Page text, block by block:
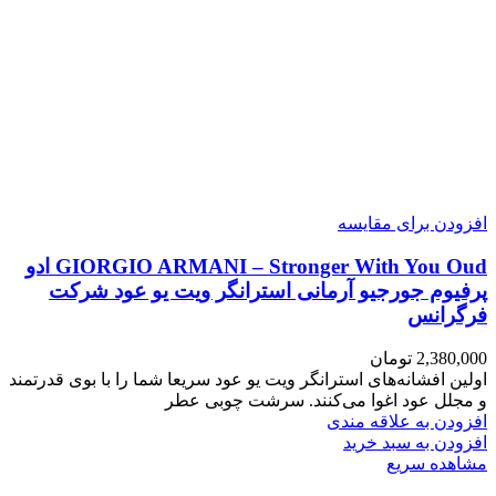
افزودن برای مقایسه
GIORGIO ARMANI – Stronger With You Oud ادو
پرفیوم جورجیو آرمانی استرانگر ویت یو عود شرکت
فرگرانس
2,380,000 تومان
اولین افشانه‌های استرانگر ویت یو عود سریعا شما را با بوی قدرتمند
و مجلل عود اغوا می‌کنند. سرشت چوبی عطر
افزودن به علاقه مندی
افزودن به سبد خرید
مشاهده سریع